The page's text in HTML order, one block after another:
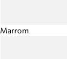
Marrom